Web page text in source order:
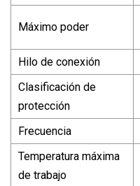
Máximo poder
Hilo de conexión
Clasificación de
protección
Frecuencia
Temperatura máxima
de trabajo